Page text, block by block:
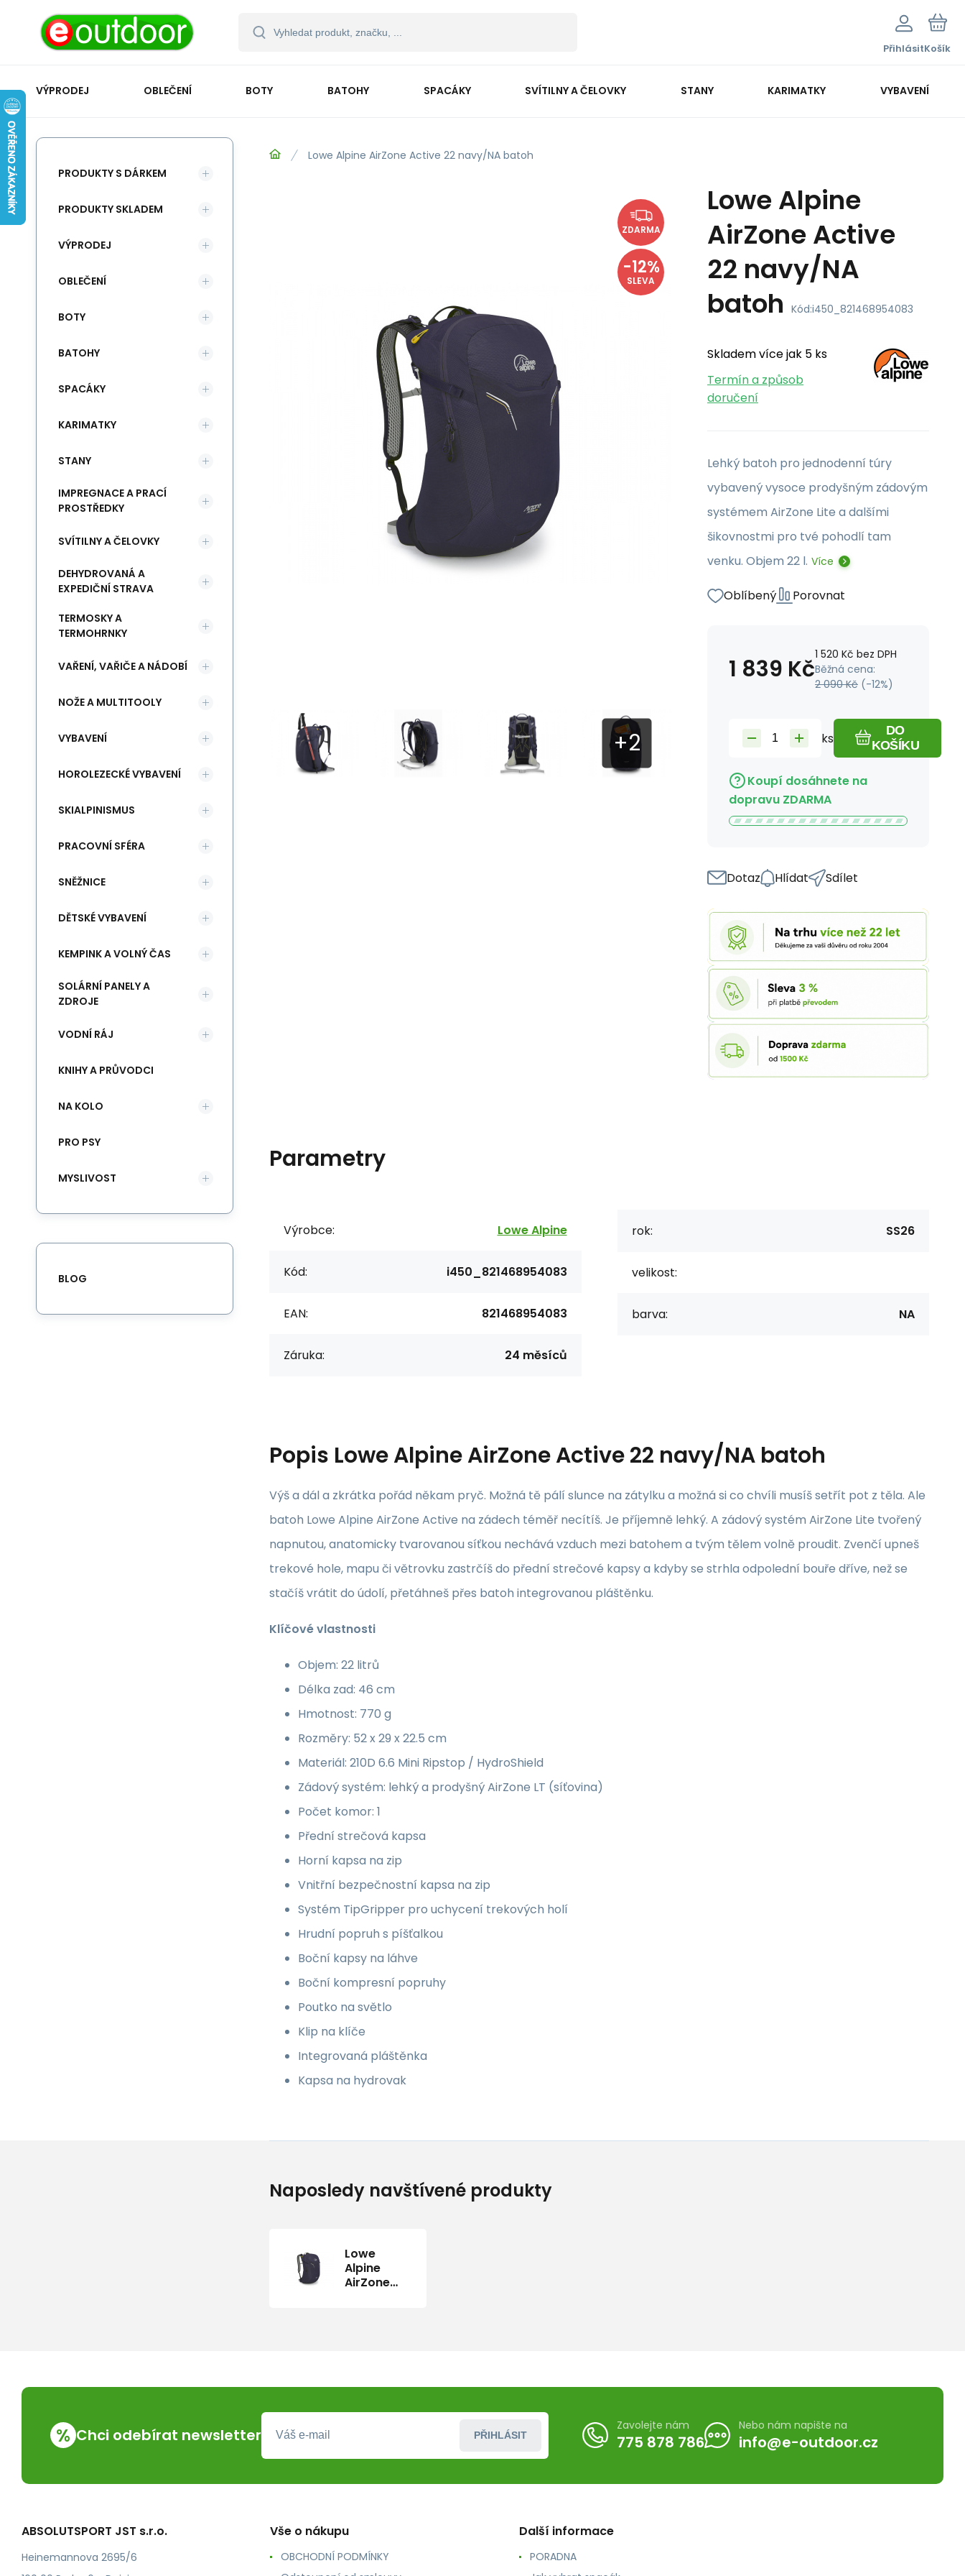
PřihlásitKošík
VÝPRODEJ OBLEČENÍ BOTY BATOHY SPACÁKY SVÍTILNY A ČELOVKY STANY KARIMATKY VYBAVENÍ
Lowe Alpine AirZone Active 22 navy/NA batoh
ZDARMA
-12%
SLEVA
Lowe Alpine
AirZone Active
22 navy/NA
batoh Kód:i450_821468954083
Skladem více jak 5 ks
Termín a způsob
doručení
Lehký batoh pro jednodenní túry
vybavený vysoce prodyšným zádovým
systémem AirZone Lite a dalšími
šikovnostmi pro tvé pohodlí tam
venku. Objem 22 l. Více
Oblíbený Porovnat
1 839 Kč1 520 Kč bez DPH
Běžná cena:
2 090 Kč (-12%)
ks
DO
KOŠÍKU
Koupí dosáhnete na
dopravu ZDARMA
Dotaz Hlídat Sdílet
Parametry
Výrobce: Lowe Alpine
Kód: i450_821468954083
EAN: 821468954083
Záruka: 24 měsíců
rok: SS26
velikost:
barva: NA
Popis Lowe Alpine AirZone Active 22 navy/NA batoh
Výš a dál a zkrátka pořád někam pryč. Možná tě pálí slunce na zátylku a možná si co chvíli musíš setřít pot z těla. Ale
batoh Lowe Alpine AirZone Active na zádech téměř necítíš. Je příjemně lehký. A zádový systém AirZone Lite tvořený
napnutou, anatomicky tvarovanou síťkou nechává vzduch mezi batohem a tvým tělem volně proudit. Zvenčí upneš
trekové hole, mapu či větrovku zastrčíš do přední strečové kapsy a kdyby se strhla odpolední bouře dříve, než se
stačíš vrátit do údolí, přetáhneš přes batoh integrovanou pláštěnku.
Klíčové vlastnosti
Objem: 22 litrů
Délka zad: 46 cm
Hmotnost: 770 g
Rozměry: 52 x 29 x 22.5 cm
Materiál: 210D 6.6 Mini Ripstop / HydroShield
Zádový systém: lehký a prodyšný AirZone LT (síťovina)
Počet komor: 1
Přední strečová kapsa
Horní kapsa na zip
Vnitřní bezpečnostní kapsa na zip
Systém TipGripper pro uchycení trekových holí
Hrudní popruh s píšťalkou
Boční kapsy na láhve
Boční kompresní popruhy
Poutko na světlo
Klip na klíče
Integrovaná pláštěnka
Kapsa na hydrovak
PRODUKTY S DÁRKEM
PRODUKTY SKLADEM
VÝPRODEJ
OBLEČENÍ
BOTY
BATOHY
SPACÁKY
KARIMATKY
STANY
IMPREGNACE A PRACÍ
PROSTŘEDKY
SVÍTILNY A ČELOVKY
DEHYDROVANÁ A
EXPEDIČNÍ STRAVA
TERMOSKY A
TERMOHRNKY
VAŘENÍ, VAŘIČE A NÁDOBÍ
NOŽE A MULTITOOLY
VYBAVENÍ
HOROLEZECKÉ VYBAVENÍ
SKIALPINISMUS
PRACOVNÍ SFÉRA
SNĚŽNICE
DĚTSKÉ VYBAVENÍ
KEMPINK A VOLNÝ ČAS
SOLÁRNÍ PANELY A
ZDROJE
VODNÍ RÁJ
KNIHY A PRŮVODCI
NA KOLO
PRO PSY
MYSLIVOST
BLOG
Naposledy navštívené produkty
Lowe
Alpine
AirZone
% Chci odebírat newsletter PŘIHLÁSIT
Zavolejte nám
775 878 786
Nebo nám napište na
info@e-outdoor.cz
ABSOLUTSPORT JST s.r.o.
Heinemannova 2695/6
Vše o nákupu
OBCHODNÍ PODMÍNKY
Další informace
PORADNA